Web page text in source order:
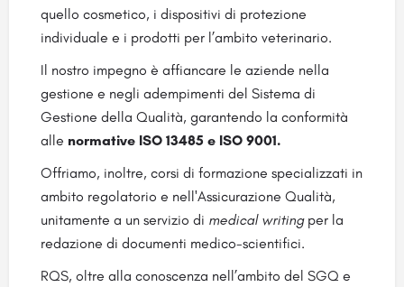
quello cosmetico, i dispositivi di protezione
individuale e i prodotti per l’ambito veterinario.
Il nostro impegno è affiancare le aziende nella
gestione e negli adempimenti del Sistema di
Gestione della Qualità, garantendo la conformità
alle normative ISO 13485 e ISO 9001.
Offriamo, inoltre, corsi di formazione specializzati in
ambito regolatorio e nell'Assicurazione Qualità,
unitamente a un servizio di medical writing per la
redazione di documenti medico-scientifici.
RQS, oltre alla conoscenza nell’ambito del SGQ e